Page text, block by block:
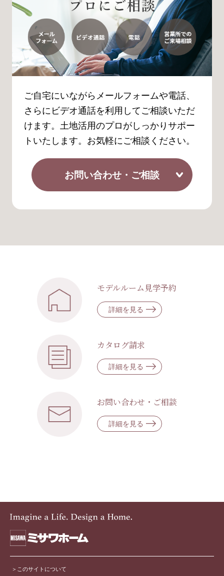
ご自宅にいながらメールフォームや電話、
さらにビデオ通話を利用してご相談いただ
けます。土地活用のプロがしっかりサポー
トいたします。お気軽にご相談ください。
お問い合わせ・ご相談
モデルルーム見学予約
詳細を見る
カタログ請求
詳細を見る
お問い合わせ・ご相談
詳細を見る
このサイトについて